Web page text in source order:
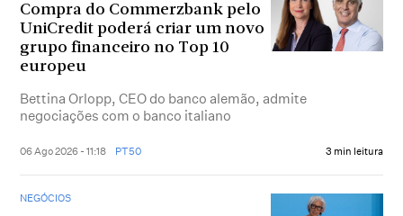
Compra do Commerzbank pelo
UniCredit poderá criar um novo
grupo financeiro no Top 10
europeu
Bettina Orlopp, CEO do banco alemão, admite
negociações com o banco italiano
06 Ago 2026 - 11:18 PT50 3 min leitura
NEGÓCIOS